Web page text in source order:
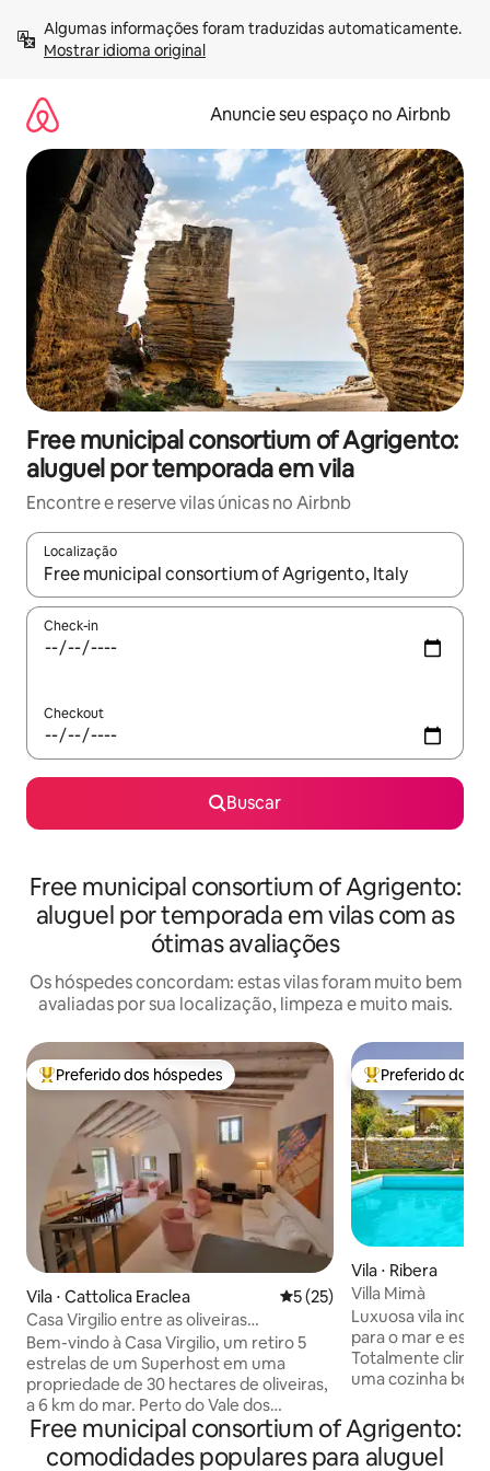
para
Mostrar idioma original
Anuncie seu espaço no Airbnb
Free municipal consortium of Agrigento:
aluguel por temporada em vila
Encontre e reserve vilas únicas no Airbnb
Localização
Quando os resultados estiverem disponíveis, explore-os
Check-in
Checkout
Buscar
Free municipal consortium of Agrigento:
aluguel por temporada em vilas com as
ótimas avaliações
Os hóspedes concordam: estas vilas foram muito bem
avaliadas por sua localização, limpeza e muito mais.
Entre os melhores preferidos dos hóspedes
Preferido dos hóspedes
Vila ⋅ Cattolica Eraclea 5 de uma avaliação média
5 (25)
Casa Virgilio entre as oliveiras
centenárias
Bem-vindo à Casa Virgilio, um retiro 5
estrelas de um Superhost em uma
propriedade de 30 hectares de oliveiras,
a 6 km do mar. Perto do Vale dos
Templos de Agrigento, do Parque
Cultural Agrícola e de trilhas para
Entre os
Preferido dos
Vila ⋅ Ribera
Villa Mimà
Luxuosa vila
para o mar e
Totalmente
uma cozinha
de casal e um
solteiro. A área
oásis! Há uma
Free municipal consortium of Agrigento:
comodidades populares para aluguel